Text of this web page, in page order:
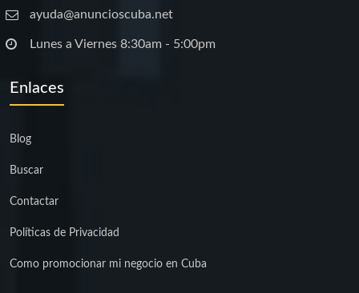
ayuda@anuncioscuba.net
Lunes a Viernes 8:30am - 5:00pm
Enlaces
Blog
Buscar
Contactar
Políticas de Privacidad
Como promocionar mi negocio en Cuba